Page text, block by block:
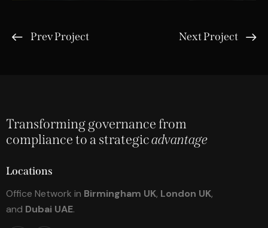
Prev Project Next Project
Transforming governance from
compliance to a strategicadvantage
Locations
Office Network in Birmingham UK, London UK,
and Dubai UAE.